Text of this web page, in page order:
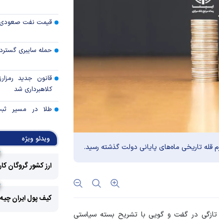
تازگی در گفت و گویی با تشریح بسته سیاستی
قیمت نفت صعودی
حمله سایبری
قانون جدید
کلاهبرداری شد
طلا در مسیر
توقف بی‌سابقه
چرا گاز در اروپا
مزیت رقابتی
ویدئو ویژه
ارز کشور گروگان
کیف پول ایران